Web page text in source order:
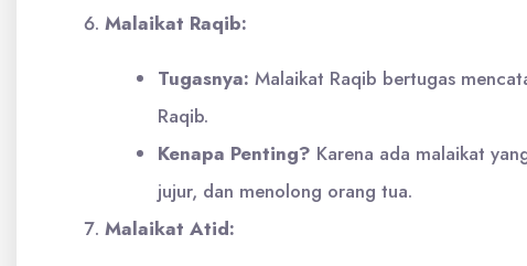
Malaikat Raqib:
Tugasnya: Malaikat Raqib bertugas
Raqib.
Kenapa Penting? Karena ada malaikat
jujur, dan menolong orang tua.
Malaikat Atid: